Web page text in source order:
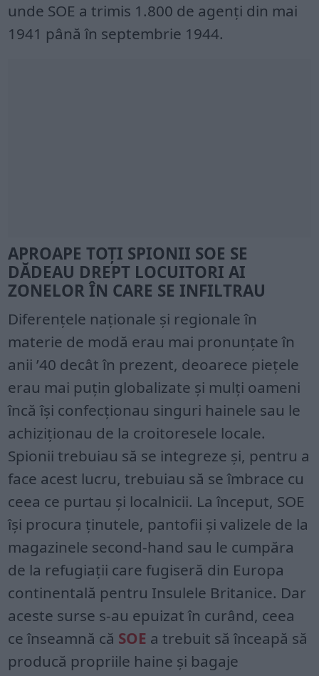
unde SOE a trimis 1.800 de agenți din mai
1941 până în septembrie 1944.
APROAPE TOȚI SPIONII SOE SE
DĂDEAU DREPT LOCUITORI AI
ZONELOR ÎN CARE SE INFILTRAU
Diferențele naționale și regionale în
materie de modă erau mai pronunțate în
anii ’40 decât în prezent, deoarece piețele
erau mai puțin globalizate și mulți oameni
încă își confecționau singuri hainele sau le
achiziționau de la croitoresele locale.
Spionii trebuiau să se integreze și, pentru a
face acest lucru, trebuiau să se îmbrace cu
ceea ce purtau și localnicii. La început, SOE
își procura ținutele, pantofii și valizele de la
magazinele second-hand sau le cumpăra
de la refugiații care fugiseră din Europa
continentală pentru Insulele Britanice. Dar
aceste surse s-au epuizat în curând, ceea
ce înseamnă că SOE a trebuit să înceapă să
producă propriile haine și bagaje